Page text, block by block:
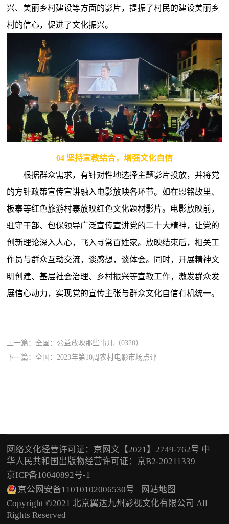
兴、美丽乡村建设等方面的影片，提振了村民的建设美丽乡
村的信心，促进了文化振兴。
04 坚持宣教结合，增强文化自信
根据群众需求，有针对性地选择主题影片投放，并将党
的方针政策宣传宣讲融入电影放映各环节。如在恩铭故里、
板寨等红色旅游村寨放映红色文化题材影片。电影放映前，
驻守干部、包保领导广泛宣传宣讲党的二十大精神，让党的
创新理论深入人心，飞入寻常百姓家。放映结束后，相关工
作员与群众互动交流，谈感想，谈体会。同时，开展精神文
明创建、基层社会治理、乡村振兴等宣教工作，激发群众发
展信心动力，实现党的宣传主张与群众文化自信有机统一。
上一篇：全国：公益放映那些事儿（0320）
下一篇：全国：2023年第10周农村电影市场点评
网络文化经营许可证：京网文【2021】2749-762号 中
华人民共和国出版物经营许可证：京B2-20211339
京ICP备10040892号-1
京公网安备11010102006530号
网站地图
Copyright ©2021 北京翼达九州影视文化有限公司 All
Rights Reserved